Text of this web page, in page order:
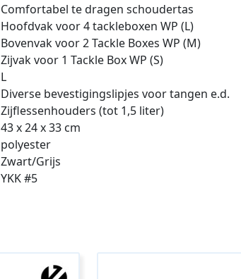
Comfortabel te dragen schoudertas
Hoofdvak voor 4 tackleboxen WP (L)
Bovenvak voor 2 Tackle Boxes WP (M)
Zijvak voor 1 Tackle Box WP (S)
L
Diverse bevestigingslipjes voor tangen e.d.
Zijflessenhouders (tot 1,5 liter)
43 x 24 x 33 cm
polyester
Zwart/Grijs
YKK #5